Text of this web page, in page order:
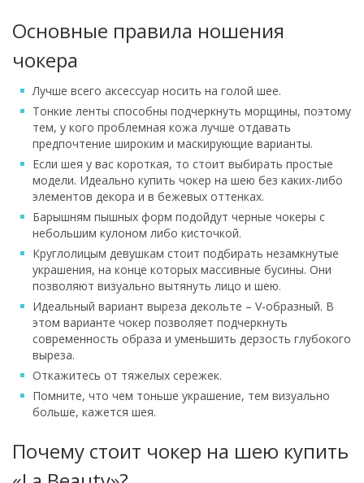
Основные правила ношения
чокера
Лучше всего аксессуар носить на голой шее.
Тонкие ленты способны подчеркнуть морщины, поэтому
тем, у кого проблемная кожа лучше отдавать
предпочтение широким и маскирующие варианты.
Если шея у вас короткая, то стоит выбирать простые
модели. Идеально купить чокер на шею без каких-либо
элементов декора и в бежевых оттенках.
Барышням пышных форм подойдут черные чокеры с
небольшим кулоном либо кисточкой.
Круглолицым девушкам стоит подбирать незамкнутые
украшения, на конце которых массивные бусины. Они
позволяют визуально вытянуть лицо и шею.
Идеальный вариант выреза декольте – V-образный. В
этом варианте чокер позволяет подчеркнуть
современность образа и уменьшить дерзость глубокого
выреза.
Откажитесь от тяжелых сережек.
Помните, что чем тоньше украшение, тем визуально
больше, кажется шея.
Почему стоит чокер на шею купить